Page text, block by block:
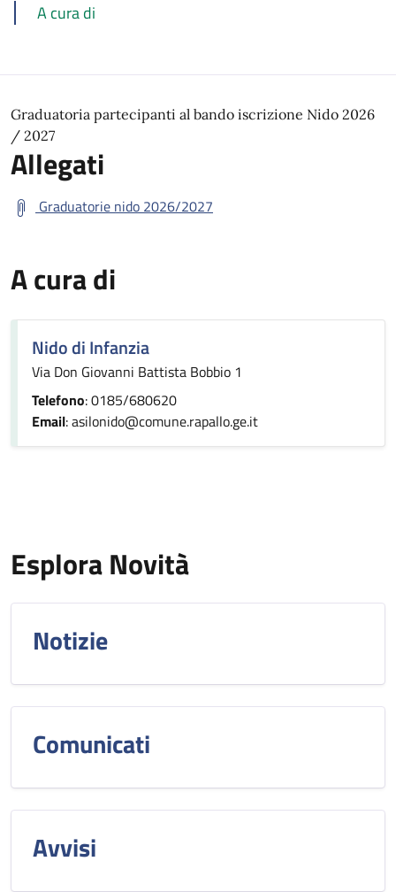
A cura di
Graduatoria partecipanti al bando iscrizione Nido 2026
/ 2027
Allegati
Graduatorie nido 2026/2027
A cura di
Nido di Infanzia
Via Don Giovanni Battista Bobbio 1
Telefono: 0185/680620
Email: asilonido@comune.rapallo.ge.it
Esplora Novità
Notizie
Comunicati
Avvisi